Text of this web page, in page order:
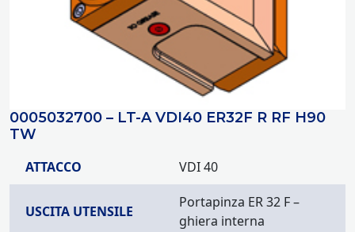
0005032700 – LT-A VDI40 ER32F R RF H90
TW
ATTACCO
VDI 40
USCITA UTENSILE
Portapinza ER 32 F –
ghiera interna